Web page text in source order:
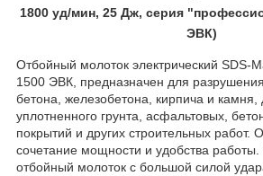
1800 уд/мин, 25 Дж, серия
ЭВК)
Отбойный молоток электрический
1500 ЭВК, предназначен для
бетона, железобетона, кирпича и камня,
уплотненного грунта, асфальтовых,
покрытий и других строительных работ.
сочетание мощности и удобства
отбойный молоток с большой силой